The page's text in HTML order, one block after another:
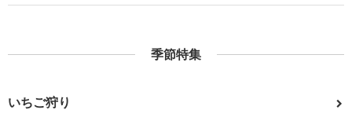
季節特集
いちご狩り